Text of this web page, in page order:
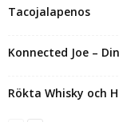
Tacojalapenos
Konnected Joe –
Rökta Whisky och